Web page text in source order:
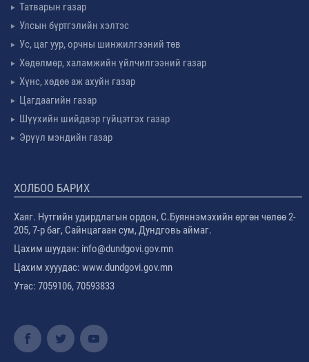
Татварын газар
Улсын бүртгэлийн хэлтэс
Ус, цаг уур, орчны шинжилгээний төв
Хөдөлмөр, халамжийн үйлчилгээний газар
Хүнс, хөдөө аж ахуйн газар
Цагдаагийн газар
Шүүхийн шийдвэр гүйцэтгэх газар
Эрүүл мэндийн газар
ХОЛБОО БАРИХ
Хаяг. Нутгийн удирдлагын ордон, С.Буяннэмэхийн өргөн чөлөө 2-
205, 7-р баг, Сайнцагаан сум, Дундговь аймаг.
Цахим шуудан: info@dundgovi.gov.mn
Цахим хууудас: www.dundgovi.gov.mn
Утас: 7059106, 70593833